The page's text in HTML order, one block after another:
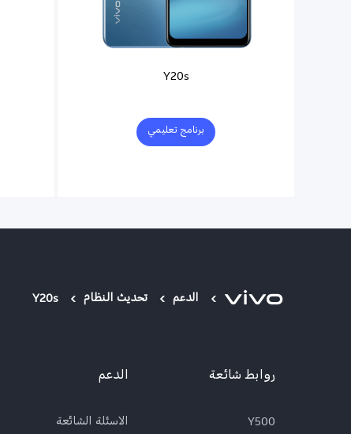
Y20s
برنامج تعليمي
الدعم تحديث النظام Y20s
روابط شائعة
Y500
الدعم
الاسئلة الشائعة